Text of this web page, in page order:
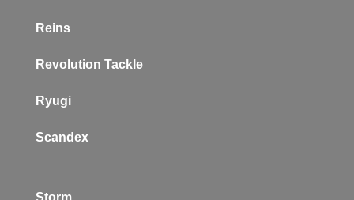
Reins
Revolution Tackle
Ryugi
Scandex
Storm